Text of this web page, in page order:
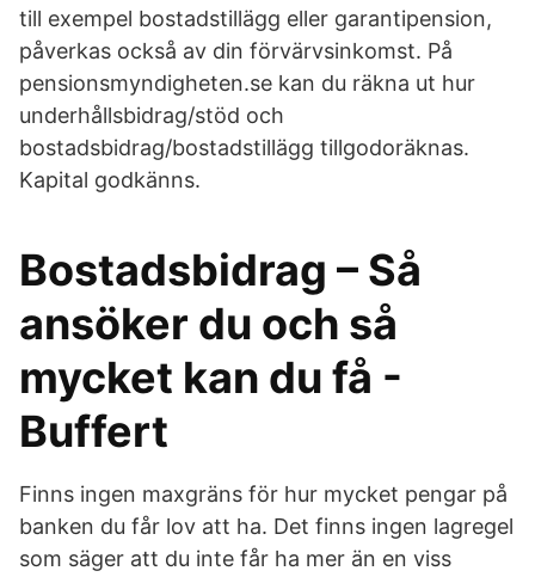
till exempel bostadstillägg eller garantipension,
påverkas också av din förvärvsinkomst. På
pensionsmyndigheten.se kan du räkna ut hur
underhållsbidrag/stöd och
bostadsbidrag/bostadstillägg tillgodoräknas.
Kapital godkänns.
Bostadsbidrag – Så
ansöker du och så
mycket kan du få -
Buffert
Finns ingen maxgräns för hur mycket pengar på
banken du får lov att ha. Det finns ingen lagregel
som säger att du inte får ha mer än en viss